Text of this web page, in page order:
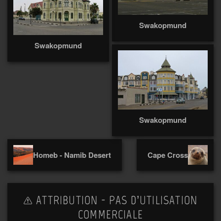
Swakopmund
Swakopmund
Swakopmund
Homeb - Namib Desert Cape Cross
ATTRIBUTION - PAS D’UTILISATION
COMMERCIALE